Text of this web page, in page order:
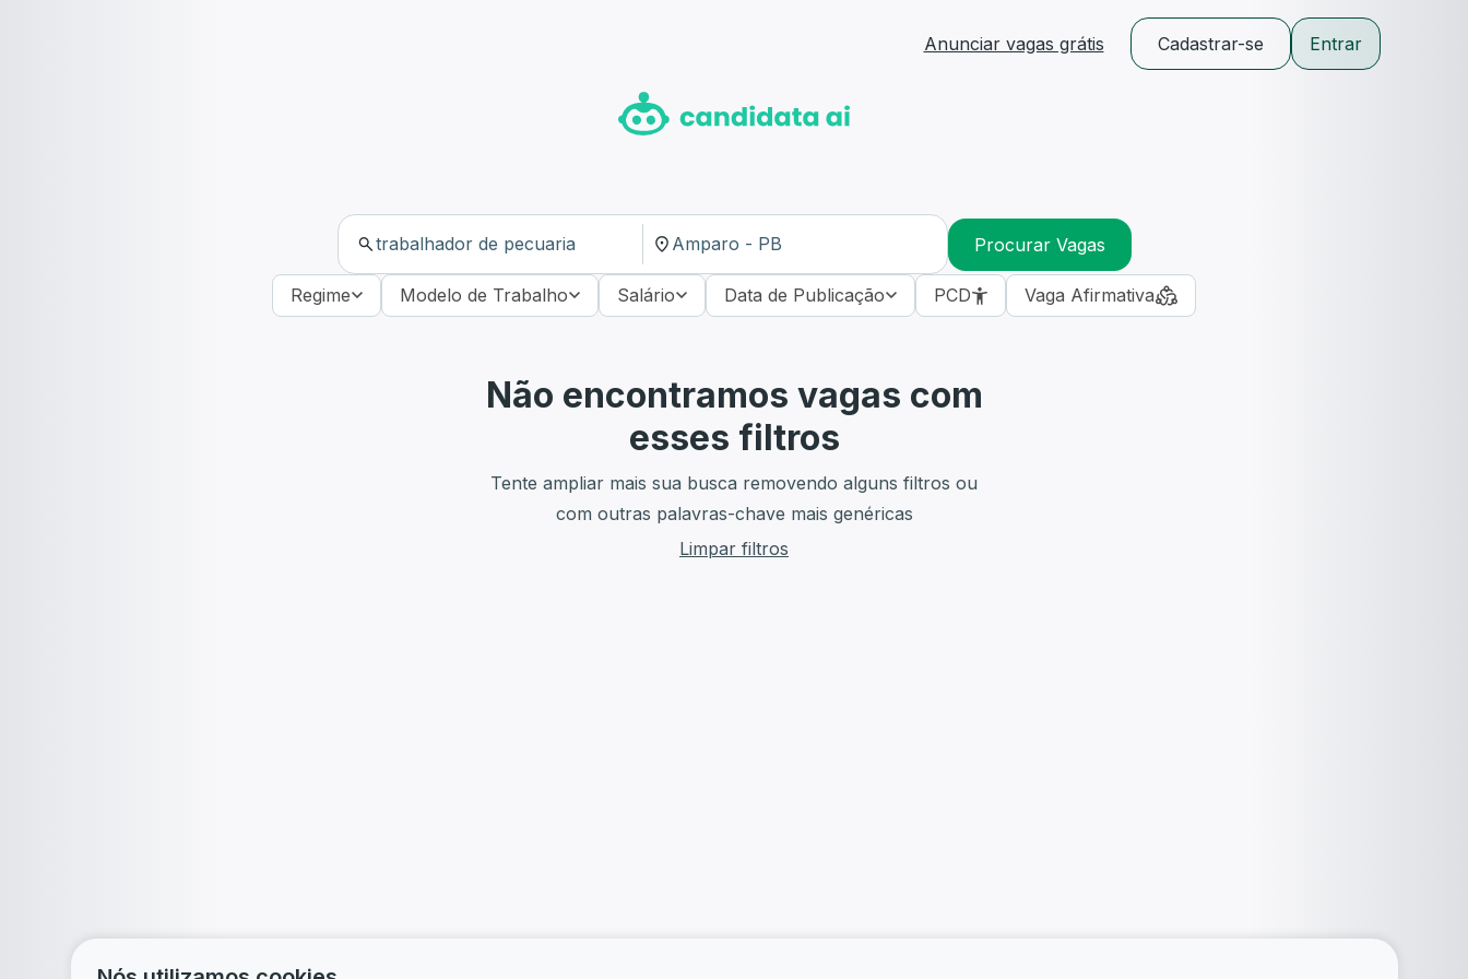
Anunciar vagas grátis Cadastrar-se Entrar
Procurar Vagas
Regime Modelo de Trabalho Salário Data de Publicação PCD Vaga Afirmativa
Não encontramos vagas com
esses filtros
Tente ampliar mais sua busca removendo alguns filtros ou
com outras palavras-chave mais genéricas
Limpar filtros